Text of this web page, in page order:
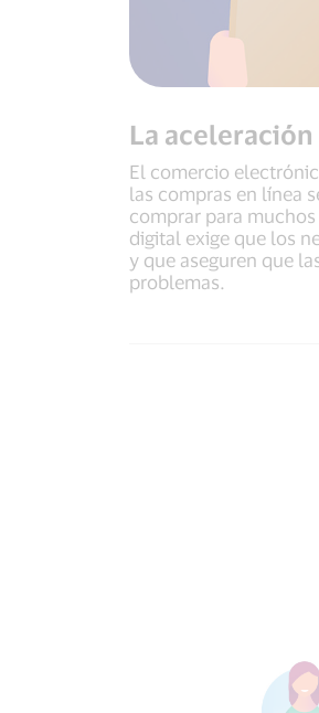
La
El comercio
las compras en línea
comprar para
digital exige que los
y que aseguren que
problemas.